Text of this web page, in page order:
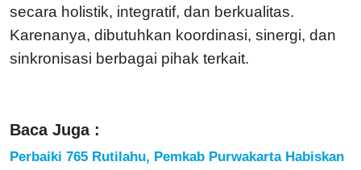
secara holistik, integratif, dan berkualitas.
Karenanya, dibutuhkan koordinasi, sinergi, dan
sinkronisasi berbagai pihak terkait.
Baca Juga :
Perbaiki 765 Rutilahu, Pemkab Purwakarta Habiskan